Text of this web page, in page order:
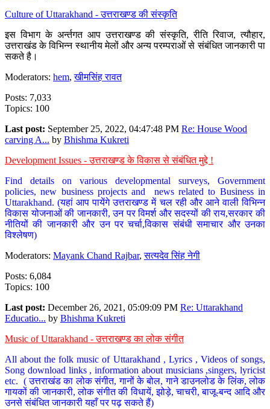
Culture of Uttarakhand - उत्तराखण्ड की संस्कृति
इस विभाग के अर्न्तगत आप उत्तराखण्ड की संस्कृति, रीति रिवाज, त्यौहार,
उत्तराखंड के विभिन्न स्थानीय मेलों और अन्य परम्पराओं से संबंधित जानकारी पा
सकते है।
Moderators: hem,खीमसिंह रावत
Posts: 7,033
Topics: 100
Last post: September 25, 2022, 04:47:48 PM Re: House Wood
carving A... by Bhishma Kukreti
Development Issues - उत्तराखण्ड के विकास से संबंधित मुद्दे !
Find details on various developmental surveys, Government
policies, new business projects and news related to Business in
Uttarakhand. (यहां आप पायेंगे उत्तराखण्ड में चल रही और आने वाली विभिन्न
विकास योजनाओं की जानकारी, उन पर विमर्श और सदस्यों की राय,सरकार की
नीतियों की जानकारी और उन पर चर्चा,विकास संबंधी समाचार और उनका
विश्लेषण)
Moderators: Mayank Chand Rajbar,सत्यदेव सिंह नेगी
Posts: 6,084
Topics: 100
Last post: December 26, 2021, 05:09:09 PM Re: Uttarakhand
Educatio... by Bhishma Kukreti
Music of Uttarakhand - उत्तराखण्ड का लोक संगीत
All about the folk music of Uttarakhand , Lyrics , Videos of songs,
Song download links , information about musicians ,singers, lyricist
etc. ( उत्तराखंड का लोक संगीत, गानों के बोल, गाने डाउनलोड के लिंक, लोक
गायकों की जानकारी, लोक संगीत की विधायें, झोड़े, चाचरी, बाजू-बन्द आदि और
उनसे संबंधित जानकारी यहाँ पर पढ़ सकते हैं)